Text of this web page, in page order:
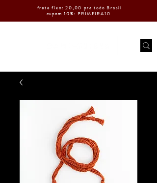
frete fixo: 20,00 pra todo Brasil
cupom 10%: PRIMEIRA10